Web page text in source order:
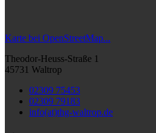
Karte bei OpenStreetMap...
Theodor-Heuss-Straße 1
45731 Waltrop
02309 75453
02309 79183
info(at)thg-waltrop.de